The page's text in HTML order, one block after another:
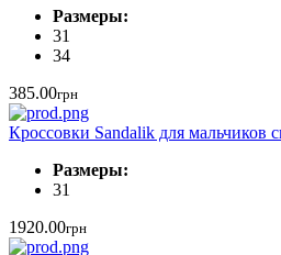
Размеры:
31
34
385.00грн
Кроссовки Sandalik для мальчиков
Размеры:
31
1920.00грн